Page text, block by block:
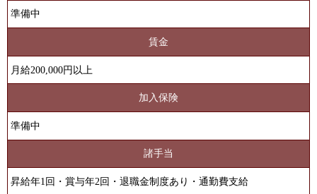
準備中
賃金
月給200,000円以上
加入保険
準備中
諸手当
昇給年1回・賞与年2回・退職金制度あり・通勤費支給